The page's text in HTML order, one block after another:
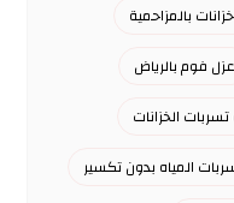
بالمزاحمية
عزل فوم بالرياض
الخزانات
المياه بدون تكسير